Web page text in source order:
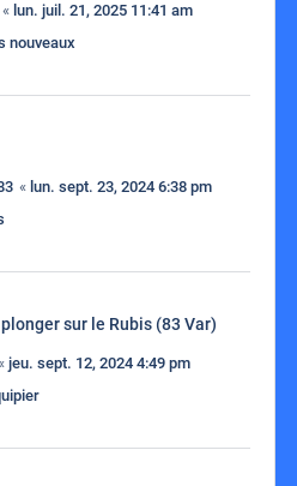
« lun. juil. 21, 2025 11:41 am
nouveaux
« lun. sept. 23, 2024 6:38 pm
sur le Rubis (83 Var)
jeu. sept. 12, 2024 4:49 pm